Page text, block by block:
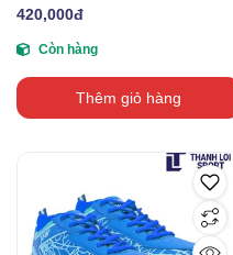
420,000đ
Còn hàng
Thêm giỏ hàng